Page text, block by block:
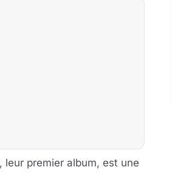
, leur premier album, est une